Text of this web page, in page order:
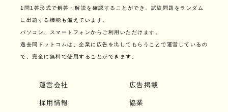
1問1答形式で解答・解説を確認することができ、試験問題をランダム
に出題する機能も備えています。
パソコン、スマートフォンからご利用いただけます。
過去問ドットコムは、企業に広告を出してもらうことで運営しているの
で、完全に無料で使用することができます。
運営会社 広告掲載
採用情報 協業